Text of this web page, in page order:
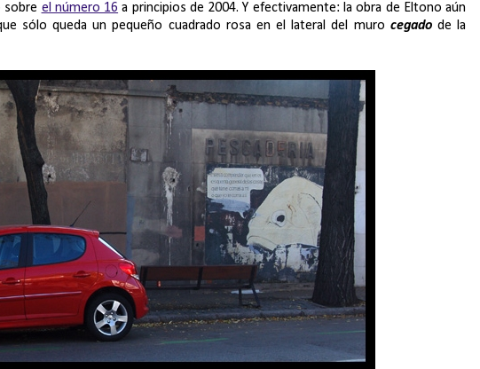
sobre el número 16 a principios de 2004. Y efectivamente: la obra de Eltono aún
sólo queda un pequeño cuadrado rosa en el lateral del muro cegadode la